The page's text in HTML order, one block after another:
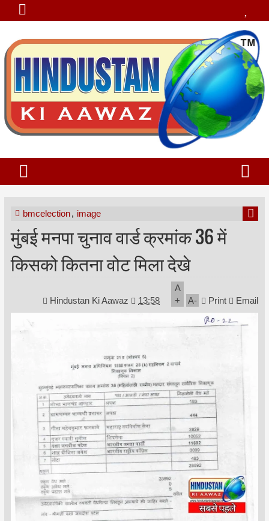
bmcelection, image
मुंबई मनपा चुनाव वार्ड क्रमांक 36 में
किसको कितना वोट मिला देखे
Hindustan Ki Aawaz 13:58
A
+
A- Print Email